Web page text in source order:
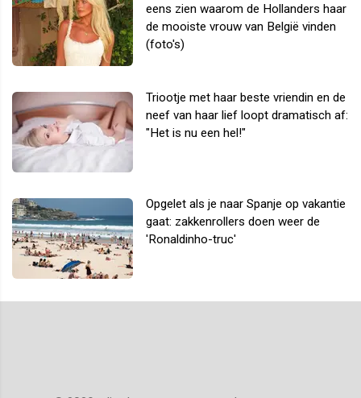
eens zien waarom de Hollanders haar
de mooiste vrouw van België vinden
(foto's)
Triootje met haar beste vriendin en de
neef van haar lief loopt dramatisch af:
"Het is nu een hel!"
Opgelet als je naar Spanje op vakantie
gaat: zakkenrollers doen weer de
'Ronaldinho-truc'